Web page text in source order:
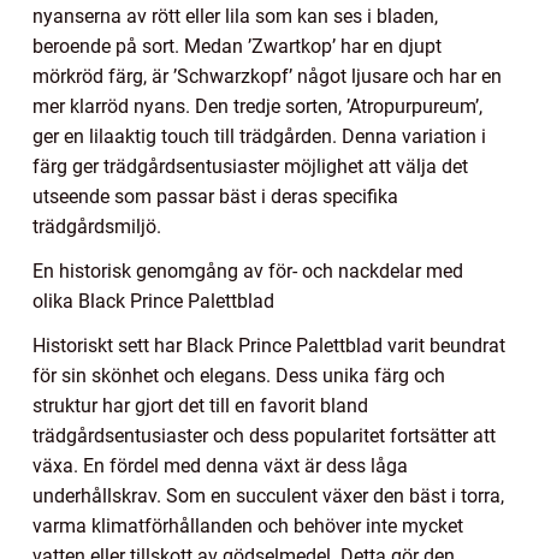
nyanserna av rött eller lila som kan ses i bladen,
beroende på sort. Medan ’Zwartkop’ har en djupt
mörkröd färg, är ’Schwarzkopf’ något ljusare och har en
mer klarröd nyans. Den tredje sorten, ’Atropurpureum’,
ger en lilaaktig touch till trädgården. Denna variation i
färg ger trädgårdsentusiaster möjlighet att välja det
utseende som passar bäst i deras specifika
trädgårdsmiljö.
En historisk genomgång av för- och nackdelar med
olika Black Prince Palettblad
Historiskt sett har Black Prince Palettblad varit beundrat
för sin skönhet och elegans. Dess unika färg och
struktur har gjort det till en favorit bland
trädgårdsentusiaster och dess popularitet fortsätter att
växa. En fördel med denna växt är dess låga
underhållskrav. Som en succulent växer den bäst i torra,
varma klimatförhållanden och behöver inte mycket